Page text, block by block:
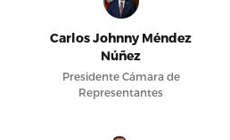
Carlos Johnny Méndez
Núñez
Presidente Cámara de
Representantes